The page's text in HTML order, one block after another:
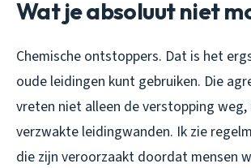
Wat je absoluut niet
Chemische ontstoppers. Dat is het
oude leidingen kunt gebruiken. Die
vreten niet alleen de verstopping
verzwakte leidingwanden. Ik zie
die zijn veroorzaakt doordat mensen